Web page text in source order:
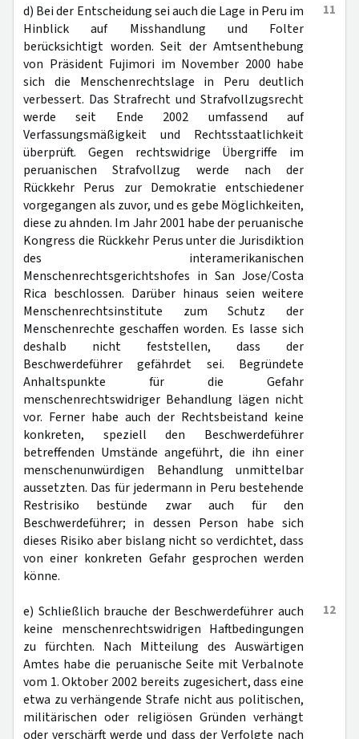
11
d) Bei der Entscheidung sei auch die Lage in Peru im
Hinblick auf Misshandlung und Folter
berücksichtigt worden. Seit der Amtsenthebung
von Präsident Fujimori im November 2000 habe
sich die Menschenrechtslage in Peru deutlich
verbessert. Das Strafrecht und Strafvollzugsrecht
werde seit Ende 2002 umfassend auf
Verfassungsmäßigkeit und Rechtsstaatlichkeit
überprüft. Gegen rechtswidrige Übergriffe im
peruanischen Strafvollzug werde nach der
Rückkehr Perus zur Demokratie entschiedener
vorgegangen als zuvor, und es gebe Möglichkeiten,
diese zu ahnden. Im Jahr 2001 habe der peruanische
Kongress die Rückkehr Perus unter die Jurisdiktion
des interamerikanischen
Menschenrechtsgerichtshofes in San Jose/Costa
Rica beschlossen. Darüber hinaus seien weitere
Menschenrechtsinstitute zum Schutz der
Menschenrechte geschaffen worden. Es lasse sich
deshalb nicht feststellen, dass der
Beschwerdeführer gefährdet sei. Begründete
Anhaltspunkte für die Gefahr
menschenrechtswidriger Behandlung lägen nicht
vor. Ferner habe auch der Rechtsbeistand keine
konkreten, speziell den Beschwerdeführer
betreffenden Umstände angeführt, die ihn einer
menschenunwürdigen Behandlung unmittelbar
aussetzten. Das für jedermann in Peru bestehende
Restrisiko bestünde zwar auch für den
Beschwerdeführer; in dessen Person habe sich
dieses Risiko aber bislang nicht so verdichtet, dass
von einer konkreten Gefahr gesprochen werden
könne.
12
e) Schließlich brauche der Beschwerdeführer auch
keine menschenrechtswidrigen Haftbedingungen
zu fürchten. Nach Mitteilung des Auswärtigen
Amtes habe die peruanische Seite mit Verbalnote
vom 1. Oktober 2002 bereits zugesichert, dass eine
etwa zu verhängende Strafe nicht aus politischen,
militärischen oder religiösen Gründen verhängt
oder verschärft werde und dass der Verfolgte nach